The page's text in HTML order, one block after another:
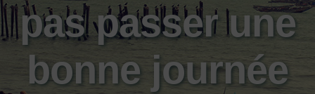
pas passer une
bonne journée